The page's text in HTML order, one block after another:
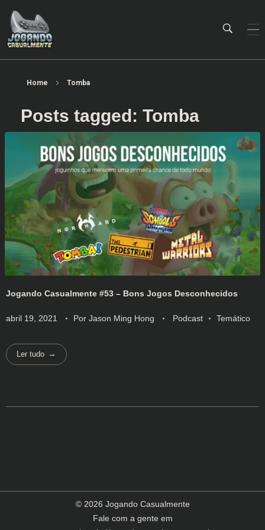
Home Tomba
Posts tagged: Tomba
Jogando Casualmente #53 – Bons Jogos Desconhecidos
abril 19, 2021 Por Jason Ming Hong Podcast Temático
Ler tudo
© 2026 Jogando Casualmente
Fale com a gente em